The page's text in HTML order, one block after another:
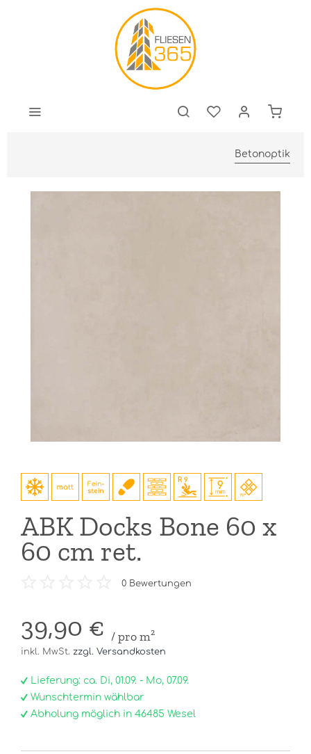
Betonoptik
ABK Docks Bone 60 x
60 cm ret.
0 Bewertungen
39,90 € / pro m²
inkl. MwSt. zzgl. Versandkosten
Lieferung: ca. Di, 01.09. - Mo, 07.09.
Wunschtermin wählbar
Abholung möglich in 46485 Wesel